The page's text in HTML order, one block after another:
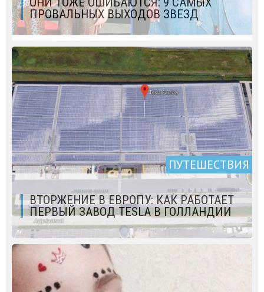
ПРОВАЛЬНЫХ ВЫХОДОВ ЗВЕЗД
ПУТЕШЕСТВИЯ
ВТОРЖЕНИЕ В ЕВРОПУ: КАК РАБОТАЕТ
ПЕРВЫЙ ЗАВОД TESLA В ГОЛЛАНДИИ